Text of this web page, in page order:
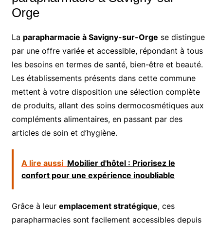
Orge
La parapharmacie à Savigny-sur-Orge se distingue
par une offre variée et accessible, répondant à tous
les besoins en termes de santé, bien-être et beauté.
Les établissements présents dans cette commune
mettent à votre disposition une sélection complète
de produits, allant des soins dermocosmétiques aux
compléments alimentaires, en passant par des
articles de soin et d’hygiène.
A lire aussi Mobilier d'hôtel : Priorisez le
confort pour une expérience inoubliable
Grâce à leur emplacement stratégique, ces
parapharmacies sont facilement accessibles depuis